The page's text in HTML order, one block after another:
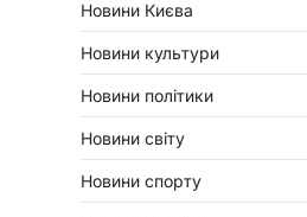
Новини Києва
Новини культури
Новини політики
Новини світу
Новини спорту